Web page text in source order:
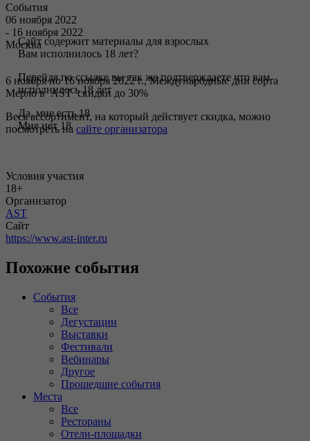
События
06 ноября 2022
- 16 ноября 2022
Москва
6 ноября по 16 ноября 2022 г., Международные дни сорта
Мерло в AST скидки до 30%
Весь ассортимент, на который действует скидка, можно
посмотреть на сайте организатора
Условия участия
18+
Организатор
AST
Сайт
https://www.ast-inter.ru
Похожие события
События
Все
Дегустации
Выставки
Фестивали
Вебинары
Другое
Прошедшие события
Места
Все
Рестораны
Отели-площадки
Сайт содержит материалы для взрослых
Вам исполнилось 18 лет?
Перейдя по ссылке вы так же подтверждаете что вам
исполнилось 18 лет
Да, мне есть 18
Мне нет 18